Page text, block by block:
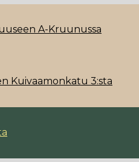
A-Kruunussa
Kuivaamonkatu 3:sta